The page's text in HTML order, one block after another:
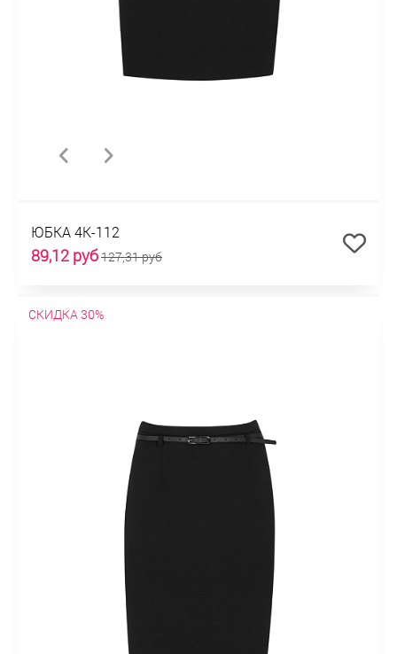
ЮБКА 4К-112
89,12 руб127,31 руб
СКИДКА 30%